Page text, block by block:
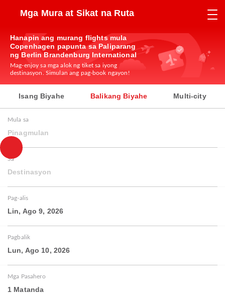
Mga Mura at Sikat na Ruta
Hanapin ang murang flights mula
Copenhagen papunta sa Paliparang
ng Berlin Brandenburg International
Mag-enjoy sa mga alok ng tiket sa iyong
destinasyon. Simulan ang pag-book ngayon!
Isang Biyahe Balikang Biyahe Multi-city
Mula sa
Pinagmulan
Sa
Destinasyon
Pag-alis
Lin, Ago 9, 2026
Pagbalik
Lun, Ago 10, 2026
Mga Pasahero
1 Matanda